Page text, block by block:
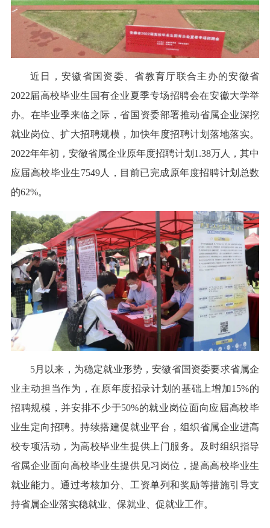
近日，安徽省国资委、省教育厅联合主办的安徽省
2022届高校毕业生国有企业夏季专场招聘会在安徽大学举
办。在毕业季来临之际，省国资委部署推动省属企业深挖
就业岗位、扩大招聘规模，加快年度招聘计划落地落实。
2022年年初，安徽省属企业原年度招聘计划1.38万人，其中
应届高校毕业生7549人，目前已完成原年度招聘计划总数
的62%。
5月以来，为稳定就业形势，安徽省国资委要求省属企
业主动担当作为，在原年度招录计划的基础上增加15%的
招聘规模，并安排不少于50%的就业岗位面向应届高校毕
业生定向招聘。持续搭建促就业平台，组织省属企业进高
校专项活动，为高校毕业生提供上门服务。及时组织指导
省属企业面向高校毕业生提供见习岗位，提高高校毕业生
就业能力。通过考核加分、工资单列和奖励等措施引导支
持省属企业落实稳就业、保就业、促就业工作。